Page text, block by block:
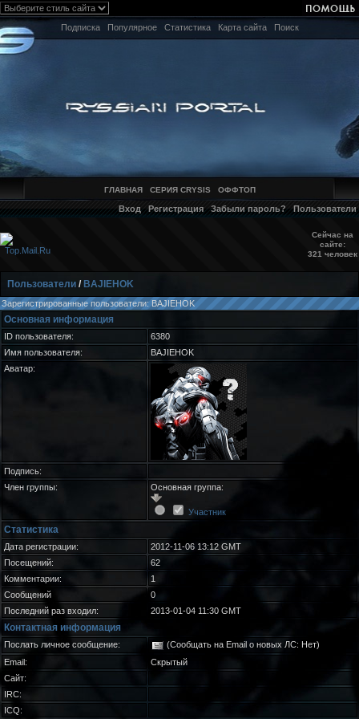
Подписка Популярное Статистика Карта сайта Поиск
ГЛАВНАЯ СЕРИЯ CRYSIS ОФФТОП
Вход Регистрация Забыли пароль? Пользователи
Сейчас на
сайте:
321 человек
Пользователи / BAJIEHOK
Зарегистрированные пользователи: BAJIEHOK
Основная информация
ID пользователя:
6380
Имя пользователя:
BAJIEHOK
Аватар:
Подпись:
Член группы:
Основная группа:
Участник
Статистика
Дата регистрации:
2012-11-06 13:12 GMT
Посещений:
62
Комментарии:
1
Сообщений
0
Последний раз входил:
2013-01-04 11:30 GMT
Контактная информация
Послать личное сообщение:
(Сообщать на Email о новых ЛС: Нет)
Email:
Скрытый
Сайт:
IRC:
ICQ: